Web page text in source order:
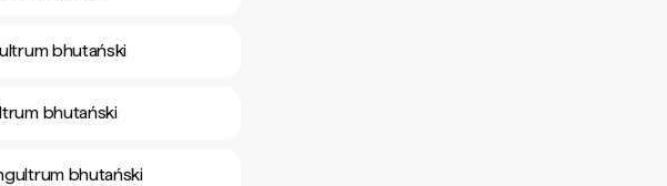
bhutański
bhutański
bhutański